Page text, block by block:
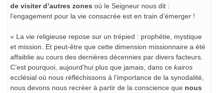
de visiter d’autres zones où le Seigneur nous dit :
l’engagement pour la vie consacrée est en train d’émerger !
« La vie religieuse repose sur un trépied : prophétie, mystique
et mission. Et peut-être que cette dimension missionnaire a été
affaiblie au cours des dernières décennies par divers facteurs.
C’est pourquoi, aujourd’hui plus que jamais, dans ce kairos
ecclésial où nous réfléchissons à l’importance de la synodalité,
nous devons nous recréer à partir de la conscience que nous